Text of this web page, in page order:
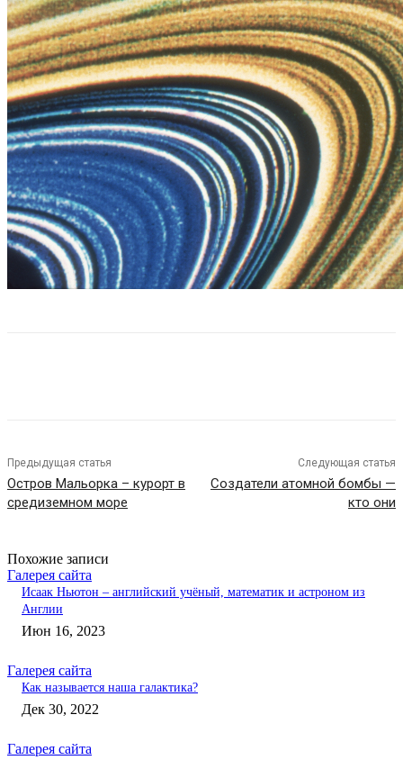
Предыдущая статья
Остров Мальорка – курорт в
средиземном море
Следующая статья
Создатели атомной бомбы —
кто они
Похожие записи
Галерея сайта
Исаак Ньютон – английский учёный, математик и астроном из
Англии
Июн 16, 2023
Галерея сайта
Как называется наша галактика?
Дек 30, 2022
Галерея сайта